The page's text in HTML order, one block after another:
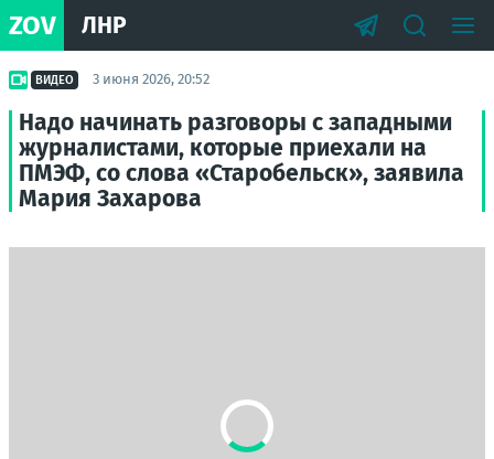
ZOV ЛНР
ВИДЕО 3 июня 2026, 20:52
Надо начинать разговоры с западными
журналистами, которые приехали на
ПМЭФ, со слова «Старобельск», заявила
Мария Захарова